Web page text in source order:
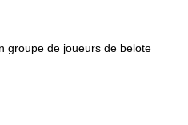
groupe de joueurs de belote